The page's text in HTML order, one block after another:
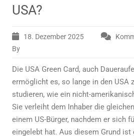
USA?
18. Dezember 2025
By
Die USA Green Card, auch
ermöglicht es, so lange in den USA
studieren, wie ein nicht-
Sie verleiht dem Inhaber die
einem US-Bürger, nachdem er sich
eingelebt hat. Aus diesem Grund ist